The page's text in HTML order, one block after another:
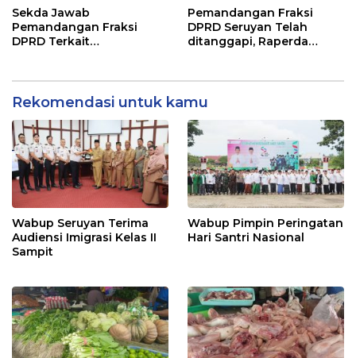
Sekda Jawab
Pemandangan Fraksi
DPRD Terkait
2024
Pemandangan Fraksi
DPRD Seruyan Telah
ditanggapi, Raperda
Rekomendasi untuk kamu
Wabup Seruyan Terima
Audiensi Imigrasi Kelas II
Sampit
Wabup Pimpin Peringatan
Hari Santri Nasional